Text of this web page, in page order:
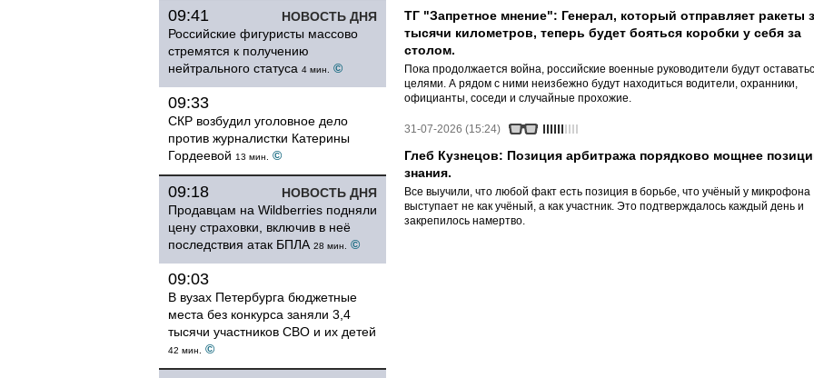
НОВОСТЬ ДНЯ
09:41
Российские фигуристы массово
стремятся к получению
нейтрального статуса 4 мин. ©
09:33
СКР возбудил уголовное дело
против журналистки Катерины
Гордеевой 13 мин. ©
НОВОСТЬ ДНЯ
09:18
Продавцам на Wildberries подняли
цену страховки, включив в неё
последствия атак БПЛА 28 мин. ©
09:03
В вузах Петербурга бюджетные
места без конкурса заняли 3,4
тысячи участников СВО и их детей
42 мин. ©
ТГ "Запретное мнение": Генерал, который отправляет ракеты
тысячи километров, теперь будет бояться коробки у себя за
столом.
Пока продолжается война, российские военные руководители будут
целями. А рядом с ними неизбежно будут находиться водители, охранники,
официанты, соседи и случайные прохожие.
31-07-2026 (15:24)
Глеб Кузнецов: Позиция арбитража порядково мощнее
знания.
Все выучили, что любой факт есть позиция в борьбе, что учёный у микрофона
выступает не как учёный, а как участник. Это подтверждалось каждый день и
закрепилось намертво.